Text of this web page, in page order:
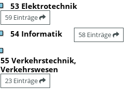
53 Elektrotechnik
59 Einträge
54 Informatik 58 Einträge
55 Verkehrstechnik,
Verkehrswesen
23 Einträge